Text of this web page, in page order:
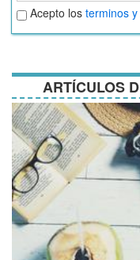
Aceptar
términos
y
Acepto los terminos
ARTÍCULOS